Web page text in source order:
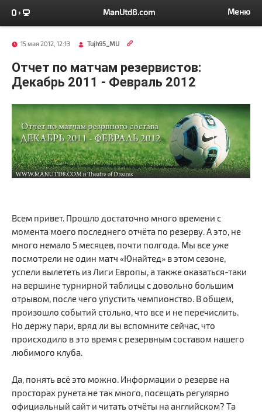
ManUtd8.com Меню
15 мая 2012, 12:13 Tujh95_MU
Отчет по матчам резервистов:
Декабрь 2011 - Февраль 2012
Всем привет. Прошло достаточно много времени с
момента моего последнего отчёта по резерву. А это, не
много немало 5 месяцев, почти полгода. Мы все уже
посмотрели не один матч «Юнайтед» в этом сезоне,
успели вылететь из Лиги Европы, а также оказаться-таки
на вершине турнирной таблицы с довольно большим
отрывом, после чего упустить чемпионство. В общем,
произошло событий столько, что все и не перечислить.
Но держу пари, вряд ли вы вспомните сейчас, что
происходило в это время с резервным составом нашего
любимого клуба.
Да, понять всё это можно. Информации о резерве на
просторах рунета не так много, посещать регулярно
официальный сайт и читать отчёты на английском? Та